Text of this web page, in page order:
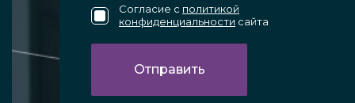
Согласие с политикой
конфиденциальности сайта